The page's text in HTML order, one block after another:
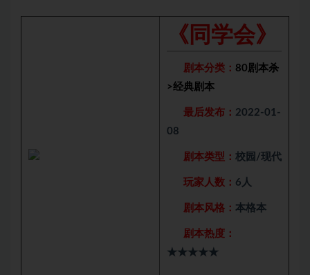
《同学会》
剧本分类： 80剧本杀
>经典剧本
最后发布： 2022-01-
08
剧本类型： 校园/现代
玩家人数： 6人
剧本风格： 本格本
剧本热度：
★★★★★